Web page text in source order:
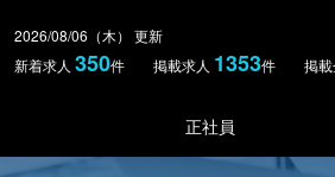
2026/08/06（木） 更新
新着求人 350件 掲載求人 1353件 掲載
正社員